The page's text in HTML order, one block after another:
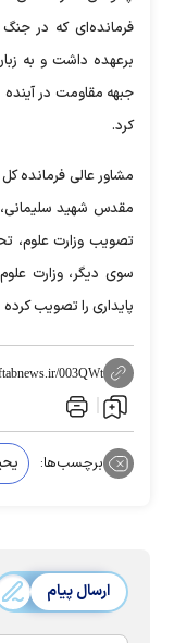
فرمانده‌ای که در
برعهده داشت و به
جبهه مقاومت در آینده
کرد.
مشاور عالی فرمانده
مقدس شهید سلیمانی،
تصویب وزارت علوم،
سوی دیگر، وزارت
پایداری را تصویب
003QWt
برچسب‌ها:
ارسال پیام